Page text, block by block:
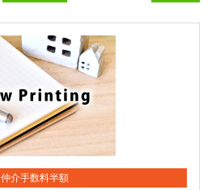
仲介手数料半額